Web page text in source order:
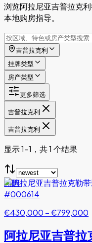
浏览阿拉尼亚吉普拉克
本地购房指导。
吉普拉克利
挂牌类型
房产类型
更多筛选
吉普拉克利
吉普拉克利
显示 1-1，共 1 个结果
精选
#000614
€430,000 –€799,000
阿拉尼亚吉普拉